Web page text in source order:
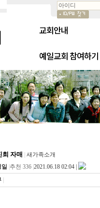
교회안내
예일교회 참여하기
희 자매
새가족소개
일 추천 336 2021.06.18 02:04 |